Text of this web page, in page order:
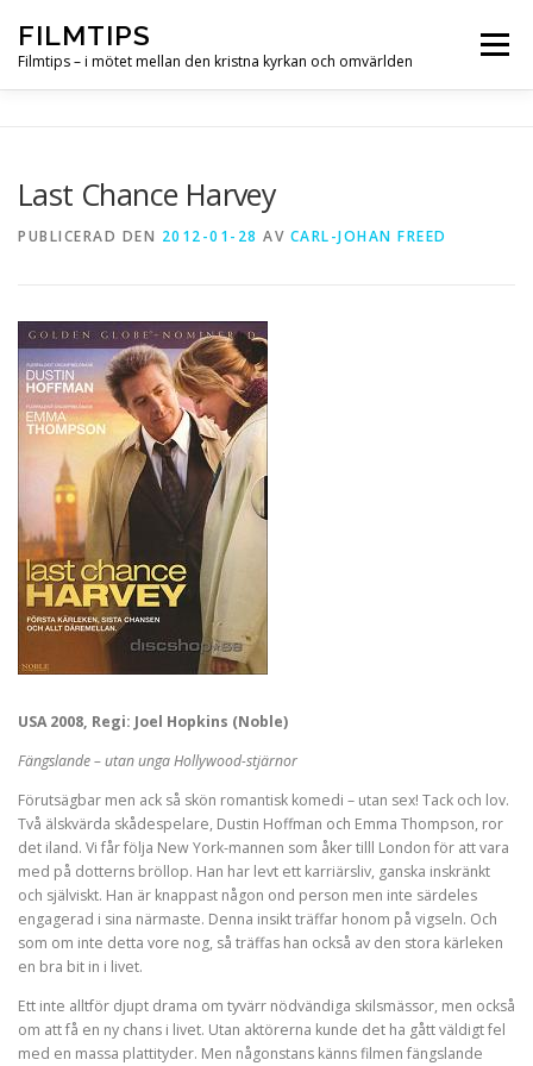
innehåll
FILMTIPS
Filmtips – i mötet mellan den kristna kyrkan och omvärlden
Meny
Last Chance Harvey
PUBLICERAD DEN 2012-01-28 AV CARL-JOHAN FREED
USA 2008, Regi: Joel Hopkins (Noble)
Fängslande – utan unga Hollywood-stjärnor
Förutsägbar men ack så skön romantisk komedi – utan sex! Tack och lov.
Två älskvärda skådespelare, Dustin Hoffman och Emma Thompson, ror
det iland. Vi får följa New York-mannen som åker tilll London för att vara
med på dotterns bröllop. Han har levt ett karriärsliv, ganska inskränkt
och själviskt. Han är knappast någon ond person men inte särdeles
engagerad i sina närmaste. Denna insikt träffar honom på vigseln. Och
som om inte detta vore nog, så träffas han också av den stora kärleken
en bra bit in i livet.
Ett inte alltför djupt drama om tyvärr nödvändiga skilsmässor, men också
om att få en ny chans i livet. Utan aktörerna kunde det ha gått väldigt fel
med en massa plattityder. Men någonstans känns filmen fängslande